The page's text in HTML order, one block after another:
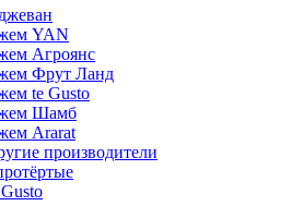
YAN
Агроянс
Фрут Ланд
te Gusto
Шамб
Ararat
производители